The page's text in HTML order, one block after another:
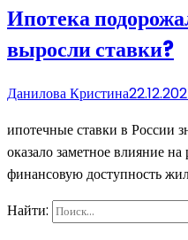
Ипотека
выросли ставки?
Данилова Кристина
ипотечные ставки в России
оказало заметное влияние
финансовую доступность
Найти: